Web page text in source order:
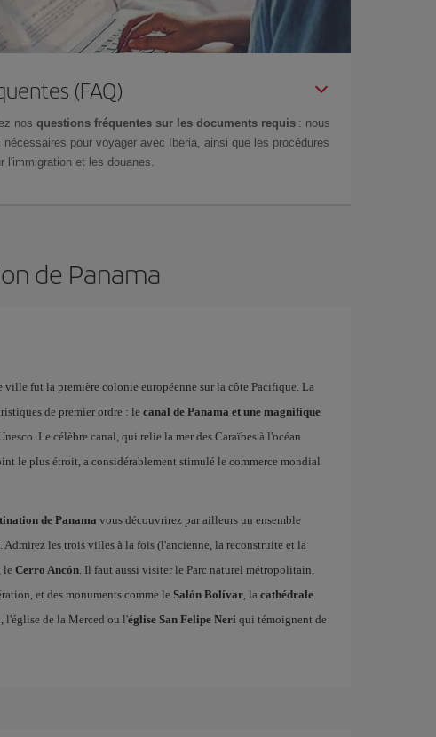
(FAQ)
nos questions fréquentes sur les documents requis : nous
pour voyager avec Iberia, ainsi que les procédures
l'immigration et les douanes.
de Panama
ville fut la première colonie européenne sur la côte Pacifique. La
de premier ordre : le canal de Panama et une magnifique
Le célèbre canal, qui relie la mer des Caraïbes à l'océan
le plus étroit, a considérablement stimulé le commerce mondial
de Panama vous découvrirez par ailleurs un ensemble
les trois villes à la fois (l'ancienne, la reconstruite et la
le Cerro Ancón. Il faut aussi visiter le Parc naturel métropolitain,
et des monuments comme le Salón Bolívar, la cathédrale
, l'église de la Merced ou l'église San Felipe Neri qui témoignent de